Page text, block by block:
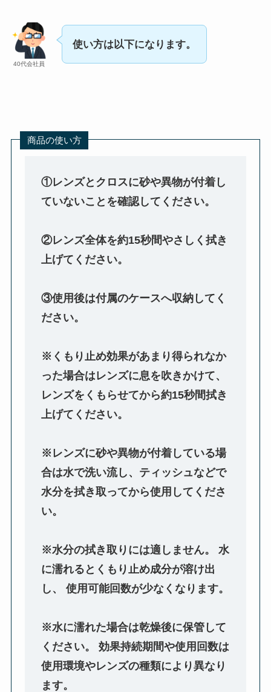
40代会社員
使い方は以下になります。
商品の使い方
①レンズとクロスに砂や異物が付着し
ていないことを確認してください。
②レンズ全体を約15秒間やさしく拭き
上げてください。
③使用後は付属のケースへ収納してく
ださい。
※くもり止め効果があまり得られなか
った場合はレンズに息を吹きかけて、
レンズをくもらせてから約15秒間拭き
上げてください。
※レンズに砂や異物が付着している場
合は水で洗い流し、ティッシュなどで
水分を拭き取ってから使用してくださ
い。
※水分の拭き取りには適しません。 水
に濡れるとくもり止め成分が溶け出
し、 使用可能回数が少なくなります。
※水に濡れた場合は乾燥後に保管して
ください。 効果持続期間や使用回数は
使用環境やレンズの種類により異なり
ます。